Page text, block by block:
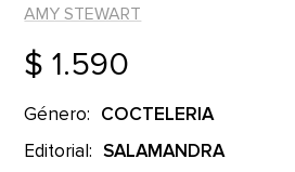
AMY STEWART
$ 1.590
Género: COCTELERIA
Editorial: SALAMANDRA